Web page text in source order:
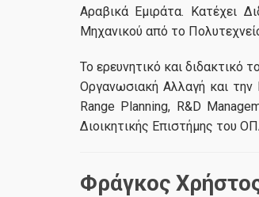
Αραβικά Εμιράτα. Κατέχει
Μηχανικού από το
Το ερευνητικό και διδακτικό
Οργανωσιακή Αλλαγή και την
Range Planning, R&D
Διοικητικής Επιστήμης του
Φράγκος